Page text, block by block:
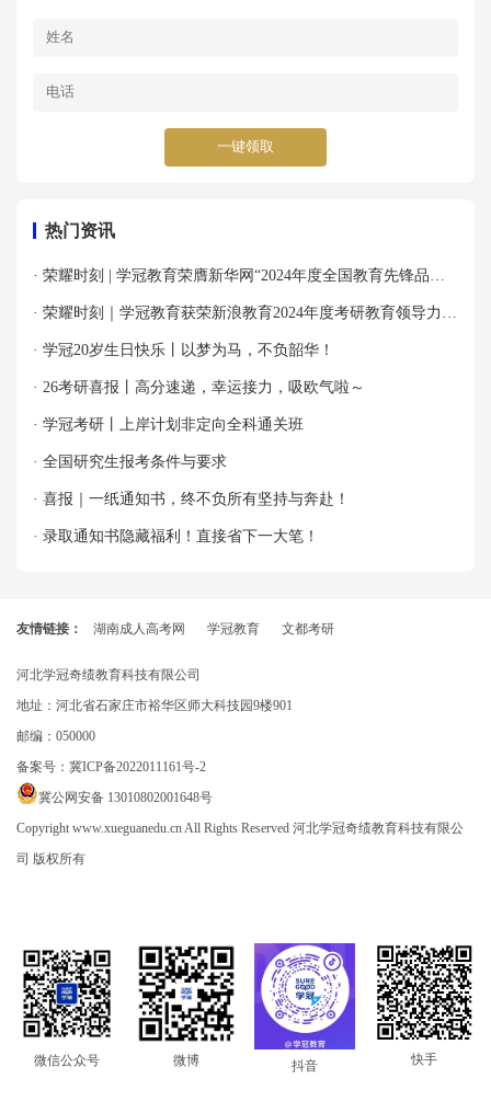
一键领取
热门资讯
· 荣耀时刻 | 学冠教育荣膺新华网“2024年度全国教育先锋品牌
优秀案例”殊荣！
· 荣耀时刻｜学冠教育获荣新浪教育2024年度考研教育领导力品
牌！
· 学冠20岁生日快乐丨以梦为马，不负韶华！
· 26考研喜报丨高分速递，幸运接力，吸欧气啦～
· 学冠考研丨上岸计划非定向全科通关班
· 全国研究生报考条件与要求
· 喜报｜一纸通知书，终不负所有坚持与奔赴！
· 录取通知书隐藏福利！直接省下一大笔！
友情链接： 湖南成人高考网 学冠教育 文都考研
河北学冠奇绩教育科技有限公司
地址：河北省石家庄市裕华区师大科技园9楼901
邮编：050000
备案号： 冀ICP备2022011161号-2
冀公网安备 13010802001648号
Copyright www.xueguanedu.cn All Rights Reserved 河北学冠奇绩教育科技有限公
司 版权所有
微信公众号 微博 抖音 快手